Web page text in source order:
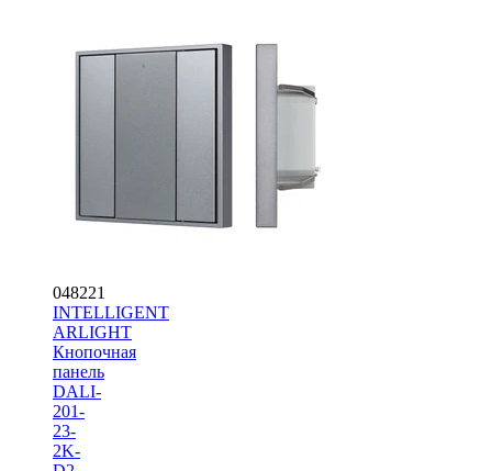
048221
INTELLIGENT
ARLIGHT
Кнопочная
панель
DALI-
201-
23-
2K-